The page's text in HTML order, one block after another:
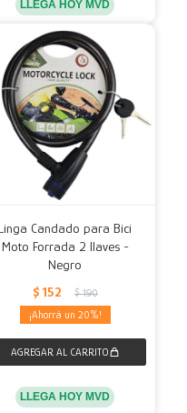
LLEGA HOY MVD
Candado para Bici
Moto Forrada 2 llaves -
Negro
$ 152 $ 190
20
LLEGA HOY MVD